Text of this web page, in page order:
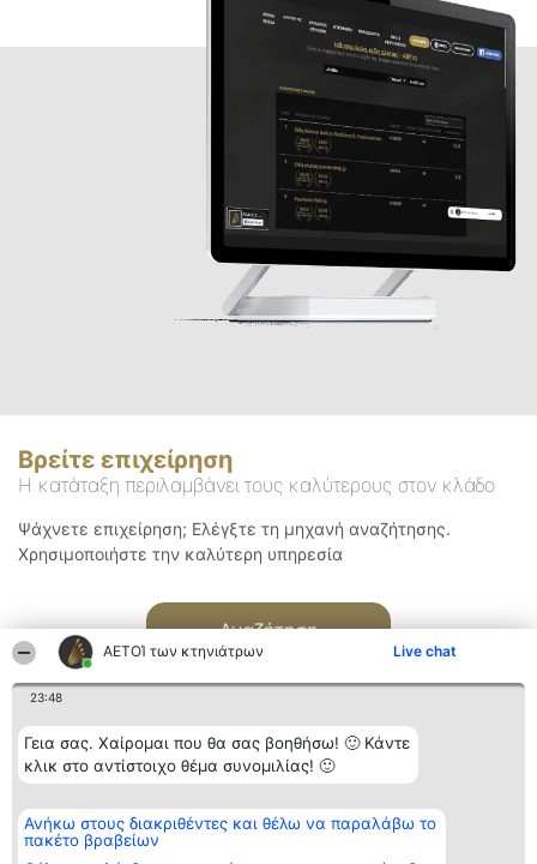
ΑΕΤΟΊ των κτηνιάτρων Live chat
23:48
Γεια σας. Χαίρομαι που θα σας βοηθήσω! 🙂 Κάντε
κλικ στο αντίστοιχο θέμα συνομιλίας! 🙂
Ανήκω στους διακριθέντες και θέλω να παραλάβω το
πακέτο βραβείων
Βρείτε επιχείρηση
Η κατάταξη περιλαμβάνει τους καλύτερους στον κλάδο
Ψάχνετε επιχείρηση; Ελέγξτε τη μηχανή αναζήτησης.
Χρησιμοποιήστε την καλύτερη υπηρεσία
Αναζήτηση
Διοργανωτής της
κατάταξης
BEAUTIFUL COMPANY
Κατάταξη
Διακριθέντες
των
Επικοινωνία
Επικοινωνία